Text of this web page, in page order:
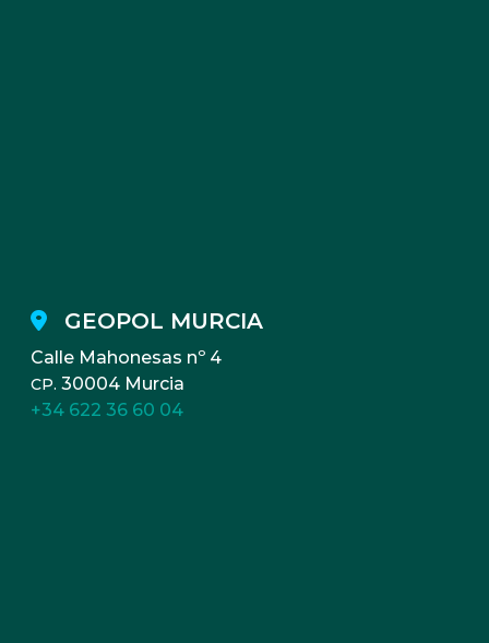
GEOPOL MURCIA
Calle Mahonesas nº 4
CP. 30004 Murcia
+34 622 36 60 04